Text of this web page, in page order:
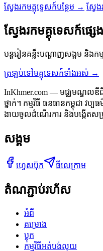
ស្វែងរកមគ្គុទ្ទេសក៍បន្ថែម → ស្វែ
ស្វែងរកមគ្គុទេសក៍ផ្សេ
បន្តរៀនគន្លឹះបណ្ដាញសង្គម និងកម្
ត្រឡប់ទៅមគ្គុទេសក៍ទាំងអស់ →
InKhmer.com — មជ្ឈមណ្ឌលឌីជី
ថ្នាក់។ កម្មវិធី ធនធានកម្ពុជា វប្
ងាយចូលដំណើរការ និងបង្កើតសម្រ
សង្គម
ហ្វេសប៊ុក ធីលេក្រាម
តំណភ្ជាប់រហ័ស
អំពី
គម្រោង
ប្លុក
កម្មវិធីអត់បង់លុយ